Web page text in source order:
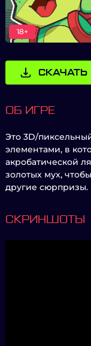
18+
СКАЧАТЬ
ОБ ИГРЕ
Это 3D/
элементами, в
акробатической
золотых мух,
другие сюрпризы.
СКРИНШОТЫ